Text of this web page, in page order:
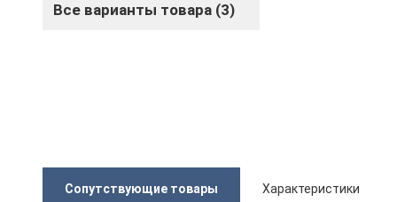
Все варианты товара (3)
Сопутствующие товары Характеристики